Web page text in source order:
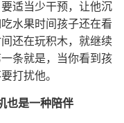
适当少干预，让他沉
水果时间孩子还在看
还在玩积木，就继续
条就是，当你看到孩
打扰他。
也是一种陪伴